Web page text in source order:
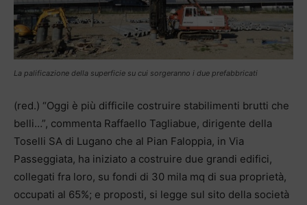
La palificazione della superficie su cui sorgeranno i due prefabbricati
(red.) “Oggi è più difficile costruire stabilimenti brutti che
belli…”, commenta Raffaello Tagliabue, dirigente della
Toselli SA di Lugano che al Pian Faloppia, in Via
Passeggiata, ha iniziato a costruire due grandi edifici,
collegati fra loro, su fondi di 30 mila mq di sua proprietà,
occupati al 65%; e proposti, si legge sul sito della società